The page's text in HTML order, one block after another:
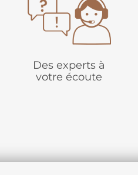
Des experts à
votre écoute